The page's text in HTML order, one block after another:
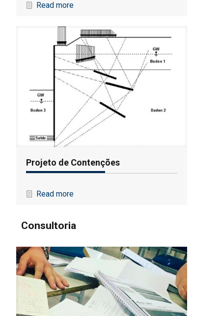
Consultoria
Read more
Projeto de Contenções
Read more